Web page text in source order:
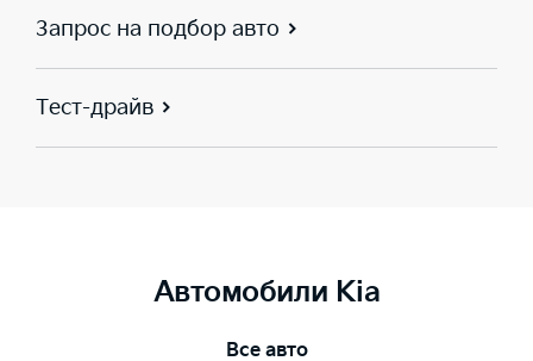
Запрос на подбор авто
Тест-драйв
Автомобили Kia
Все авто